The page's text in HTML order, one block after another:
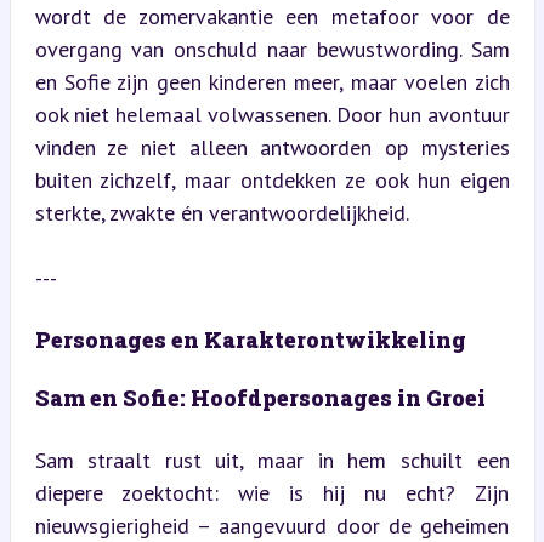
wordt de zomervakantie een metafoor voor de
overgang van onschuld naar bewustwording. Sam
en Sofie zijn geen kinderen meer, maar voelen zich
ook niet helemaal volwassenen. Door hun avontuur
vinden ze niet alleen antwoorden op mysteries
buiten zichzelf, maar ontdekken ze ook hun eigen
sterkte, zwakte én verantwoordelijkheid.
---
Personages en Karakterontwikkeling
Sam en Sofie: Hoofdpersonages in Groei
Sam straalt rust uit, maar in hem schuilt een
diepere zoektocht: wie is hij nu echt? Zijn
nieuwsgierigheid – aangevuurd door de geheimen